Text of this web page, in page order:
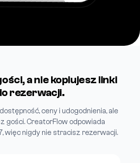
a nie kopiujesz linki
rezerwacji.
ceny i udogodnienia, ale
gości. CreatorFlow odpowiada
więc nigdy nie stracisz rezerwacji.